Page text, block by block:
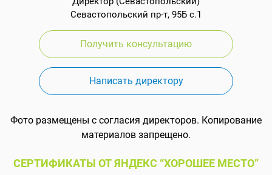
Севастопольский пр-т, 95Б с.1
Получить консультацию
Написать директору
Фото размещены с согласия директоров. Копирование
материалов запрещено.
СЕРТИФИКАТЫ ОТ ЯНДЕКС “ХОРОШЕЕ МЕСТО”